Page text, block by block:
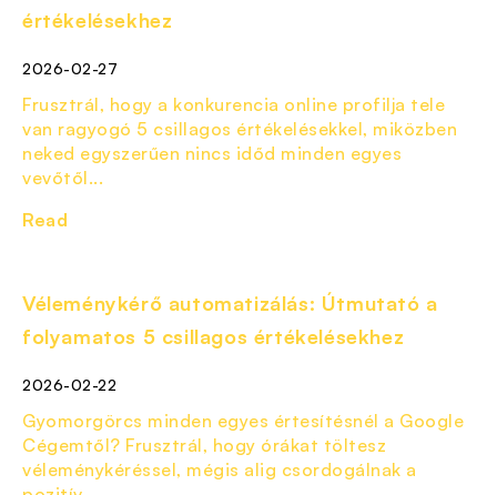
értékelésekhez
2026-02-27
Frusztrál, hogy a konkurencia online profilja tele
van ragyogó 5 csillagos értékelésekkel, miközben
neked egyszerűen nincs időd minden egyes
vevőtől...
Read
Véleménykérő automatizálás: Útmutató a
folyamatos 5 csillagos értékelésekhez
2026-02-22
Gyomorgörcs minden egyes értesítésnél a Google
Cégemtől? Frusztrál, hogy órákat töltesz
véleménykéréssel, mégis alig csordogálnak a